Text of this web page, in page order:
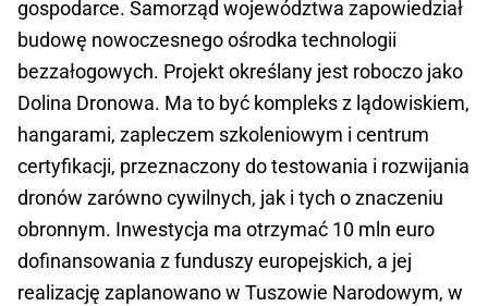
gospodarce. Samorząd województwa zapowiedział
budowę nowoczesnego ośrodka technologii
bezzałogowych. Projekt określany jest roboczo jako
Dolina Dronowa. Ma to być kompleks z lądowiskiem,
hangarami, zapleczem szkoleniowym i centrum
certyfikacji, przeznaczony do testowania i rozwijania
dronów zarówno cywilnych, jak i tych o znaczeniu
obronnym. Inwestycja ma otrzymać 10 mln euro
dofinansowania z funduszy europejskich, a jej
realizację zaplanowano w Tuszowie Narodowym, w